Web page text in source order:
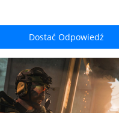
Dostać Odpowiedź